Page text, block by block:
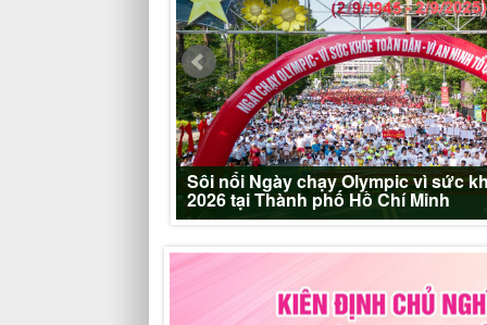
Sôi nổi Ngày chạy Olympic vì sức
2026 tại Thành phố Hồ Chí Minh